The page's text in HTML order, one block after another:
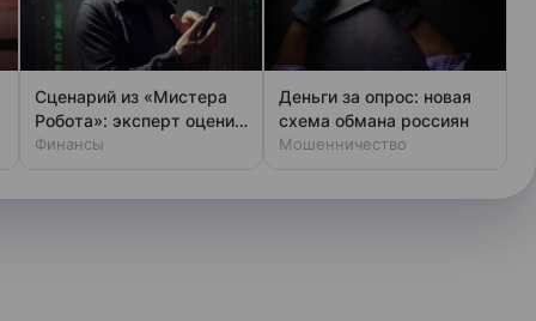
Сценарий из «Мистера
Робота»: эксперт оценил
шансы хакеров
Финансы
Деньги за опрос: новая
схема обмана россиян
Мошенничество